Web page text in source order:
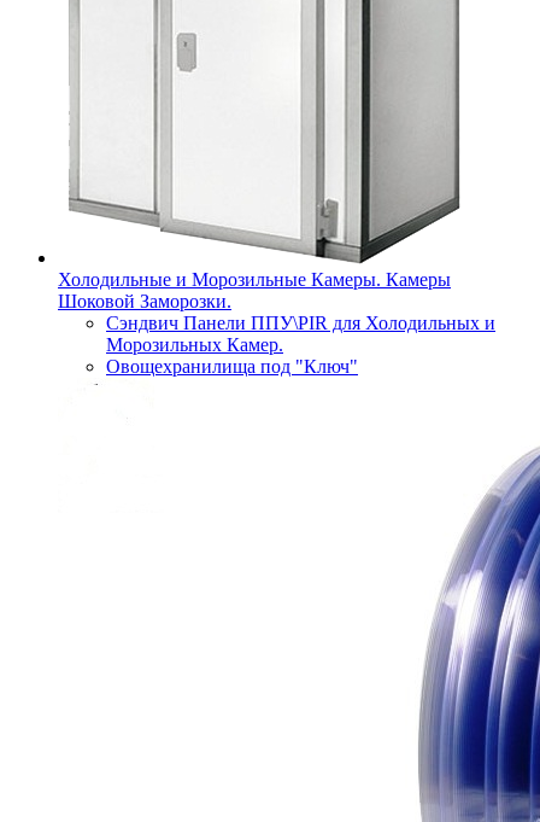
Холодильные и Морозильные Камеры. Камеры
Шоковой Заморозки.
Сэндвич Панели ППУ\PIR для Холодильных и
Морозильных Камер.
Овощехранилища под "Ключ"